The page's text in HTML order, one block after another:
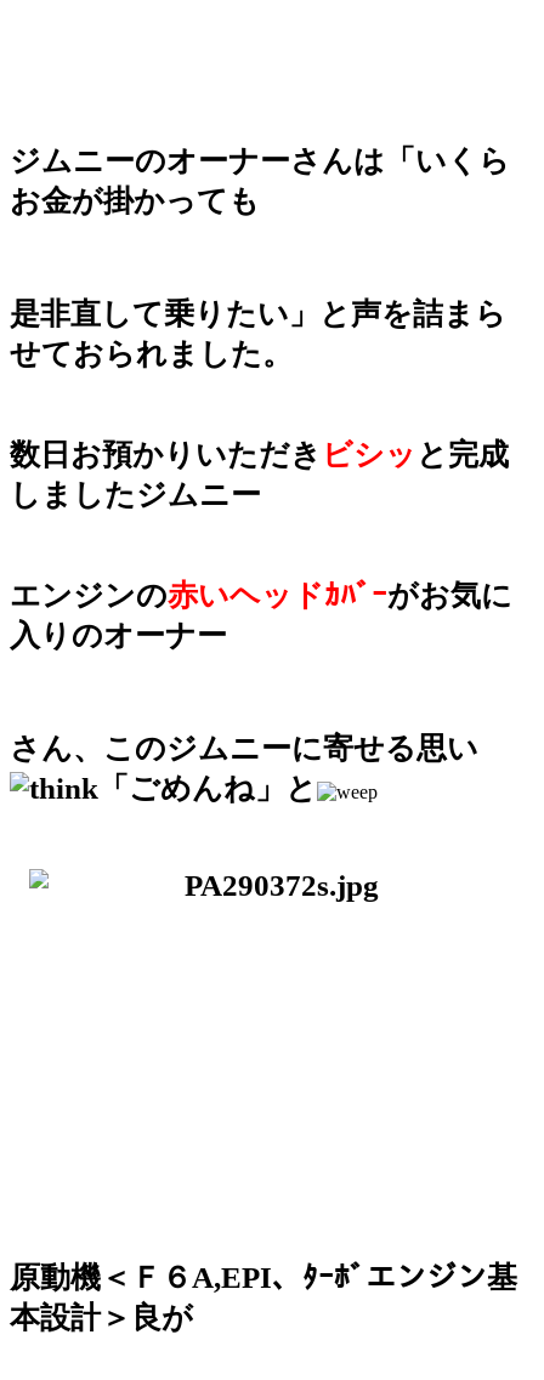
ジムニーのオーナーさんは「いくら
お金が掛かっても
是非直して乗りたい」と声を詰まら
せておられました。
数日お預かりいただき ビシッ と完成
しましたジムニー
エンジンの赤いヘッドｶﾊﾞｰがお気に
入りのオーナー
さん、このジムニーに寄せる思い
「ごめんね」と
原動機＜Ｆ６A,EPI、ﾀｰﾎﾞエンジン基
本設計＞良が